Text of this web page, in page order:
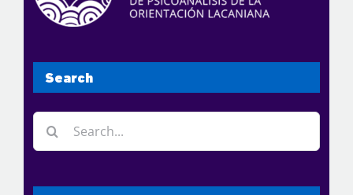
Search
Search
for: